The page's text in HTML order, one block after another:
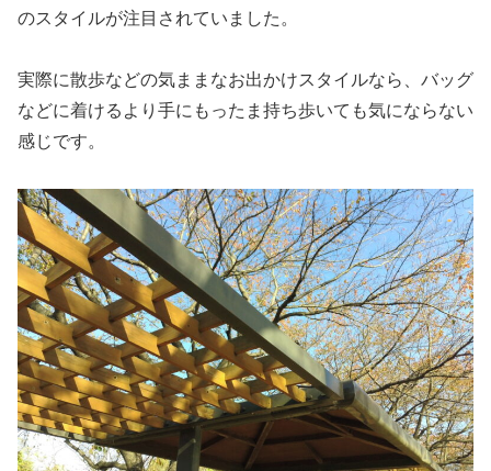
のスタイルが注目されていました。
実際に散歩などの気ままなお出かけスタイルなら、バッグ
などに着けるより手にもったま持ち歩いても気にならない
感じです。